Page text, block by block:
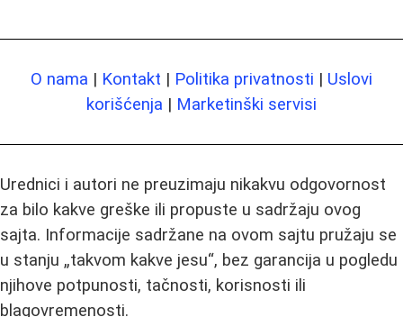
O nama | Kontakt | Politika privatnosti | Uslovi
korišćenja | Marketinški servisi
Urednici i autori ne preuzimaju nikakvu odgovornost
za bilo kakve greške ili propuste u sadržaju ovog
sajta. Informacije sadržane na ovom sajtu pružaju se
u stanju „takvom kakve jesu“, bez garancija u pogledu
njihove potpunosti, tačnosti, korisnosti ili
blagovremenosti.